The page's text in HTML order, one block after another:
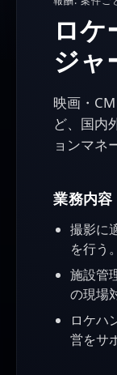
ロ
ジャ
映画・
ど、国内
ョンマネ
業務内容
撮影に
を行う。
施設管
の現場
ロケハ
営をサ